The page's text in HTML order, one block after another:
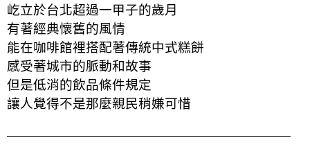
屹立於台北超過一甲子的歲月
有著經典懷舊的風情
能在咖啡館裡搭配著傳統中式糕餅
感受著城市的脈動和故事
但是低消的飲品條件規定
讓人覺得不是那麼親民稍嫌可惜